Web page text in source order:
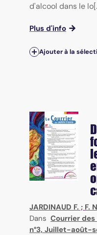
d'alcool dans le
Plus d'info
Ajouter à la
JARDINAUD F. ; F.
Dans Courrier
n°3, Juillet-août-